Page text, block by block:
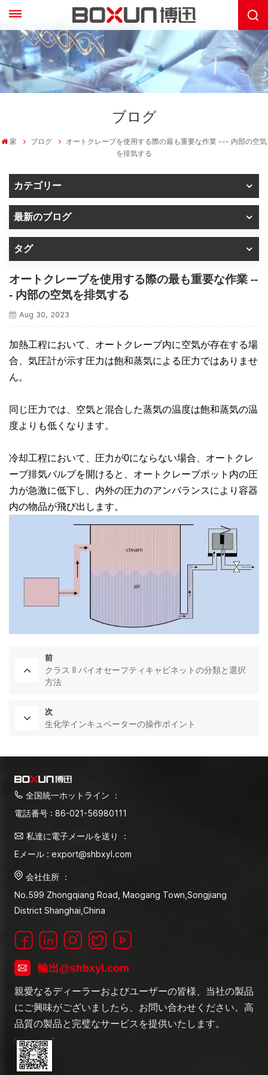
ブログ
家 ブログ
オートクレーブを使用する際の最も重要な作業 --- 内部の空気
を排気する
カテゴリー
最新のブログ
タグ
オートクレーブを使用する際の最も重要な作業 --
- 内部の空気を排気する
Aug 30, 2023
加熱工程において、オートクレーブ内に空気が存在する場
合、気圧計が示す圧力は飽和蒸気による圧力ではありませ
ん。
同じ圧力では、空気と混合した蒸気の温度は飽和蒸気の温
度よりも低くなります。
冷却工程において、圧力が0にならない場合、オートクレ
ーブ排気バルブを開けると、オートクレーブポット内の圧
力が急激に低下し、内外の圧力のアンバランスにより容器
内の物品が飛び出します。
前
クラス II バイオセーフティキャビネットの分類と選択
方法
次
生化学インキュベーターの操作ポイント
全国統一ホットライン ：
電話番号 : 86-021-56980111
私達に電子メールを送り ：
Eメール : export@shbxyl.com
会社住所 ：
No.599 Zhongqiang Road, Maogang Town,Songjiang
District Shanghai,China
輸出@shbxyl.com
親愛なるディーラーおよびユーザーの皆様、当社の製品
にご興味がございましたら、お問い合わせください。高
品質の製品と完璧なサービスを提供いたします。